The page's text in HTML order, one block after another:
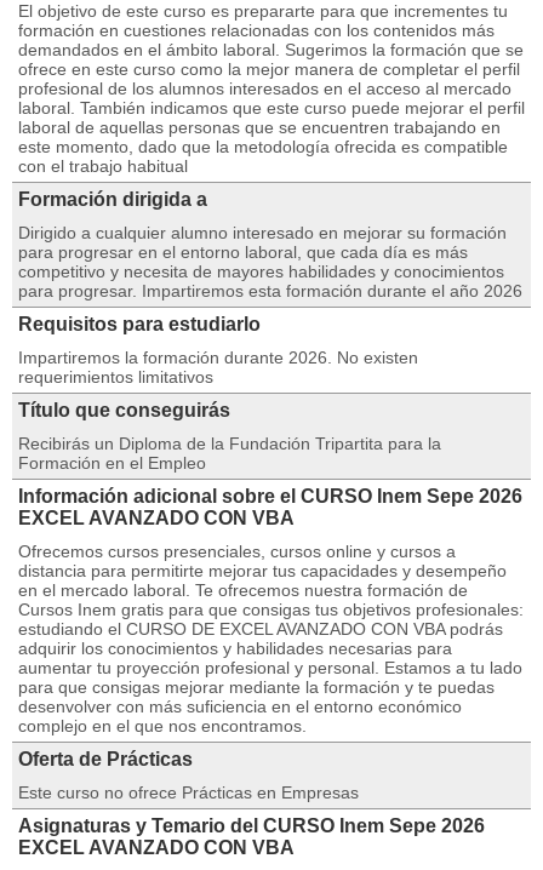
El objetivo de este curso es prepararte para que incrementes tu
formación en cuestiones relacionadas con los contenidos más
demandados en el ámbito laboral. Sugerimos la formación que se
ofrece en este curso como la mejor manera de completar el perfil
profesional de los alumnos interesados en el acceso al mercado
laboral. También indicamos que este curso puede mejorar el perfil
laboral de aquellas personas que se encuentren trabajando en
este momento, dado que la metodología ofrecida es compatible
con el trabajo habitual
Formación dirigida a
Dirigido a cualquier alumno interesado en mejorar su formación
para progresar en el entorno laboral, que cada día es más
competitivo y necesita de mayores habilidades y conocimientos
para progresar. Impartiremos esta formación durante el año 2026
Requisitos para estudiarlo
Impartiremos la formación durante 2026. No existen
requerimientos limitativos
Título que conseguirás
Recibirás un Diploma de la Fundación Tripartita para la
Formación en el Empleo
Información adicional sobre el CURSO Inem Sepe 2026
EXCEL AVANZADO CON VBA
Ofrecemos cursos presenciales, cursos online y cursos a
distancia para permitirte mejorar tus capacidades y desempeño
en el mercado laboral. Te ofrecemos nuestra formación de
Cursos Inem gratis para que consigas tus objetivos profesionales:
estudiando el CURSO DE EXCEL AVANZADO CON VBA podrás
adquirir los conocimientos y habilidades necesarias para
aumentar tu proyección profesional y personal. Estamos a tu lado
para que consigas mejorar mediante la formación y te puedas
desenvolver con más suficiencia en el entorno económico
complejo en el que nos encontramos.
Oferta de Prácticas
Este curso no ofrece Prácticas en Empresas
Asignaturas y Temario del CURSO Inem Sepe 2026
EXCEL AVANZADO CON VBA